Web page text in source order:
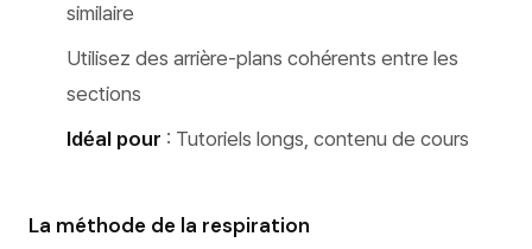
similaire
Utilisez des arrière-plans cohérents entre les
sections
Idéal pour : Tutoriels longs, contenu de cours
La méthode de la respiration